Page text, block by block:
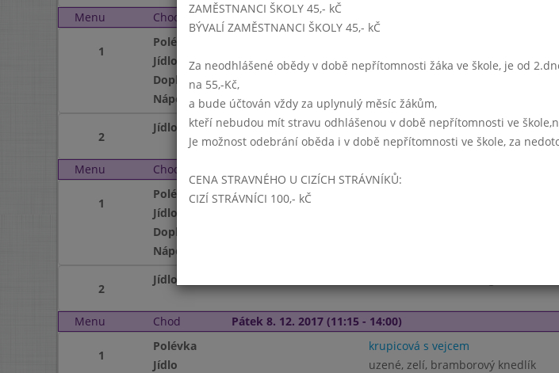
Menu Chod Středa 6. 12. 2017 (11:15 - 14:00)
1
Polévka
Jídlo
hovězí na houbách, rýže, obloha
Doplněk
Nápoj
koncentrát, sirup, voda s
2
Jídlo zapečené brambory s květákem
Menu Chod Čtvrtek 7. 12. 2017 (11:15 - 14:00)
1
Polévka
Jídlo
Doplněk
Nápoj
2
Jídlo
Menu Chod Pátek 8. 12. 2017 (11:15 - 14:00)
1
Polévka krupicová s vejcem
Jídlo
uzené, zelí, bramborový knedlík
ZAMĚSTNANCI ŠKOLY 45,- kČ
BÝVALÍ ZAMĚSTNANCI ŠKOLY 45,- kČ
Za neodhlášené obědy v době nepřítomnosti žáka ve škole, je od
na 55,-Kč,
a bude účtován vždy za uplynulý měsíc žákům,
kteří nebudou mít stravu odhlášenou v době nepřítomnosti ve
Je možnost odebrání oběda i v době nepřítomnosti ve škole, za
CENA STRAVNÉHO U CIZÍCH STRÁVNÍKŮ:
CIZÍ STRÁVNÍCI 100,- kČ